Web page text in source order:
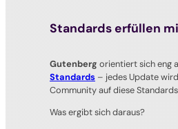
Standards erfüllen
Gutenberg orientiert sich eng
Standards – jedes Update
Community auf diese
Was ergibt sich daraus?